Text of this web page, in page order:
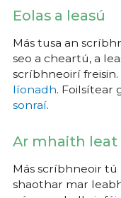
Eolas a leasú
Más tusa an
seo a cheartú, a
scríbhneoirí
líonadh. Foilsítear
sonraí.
Ar mhaith leat
Más scríbhneoir tú
shaothar mar